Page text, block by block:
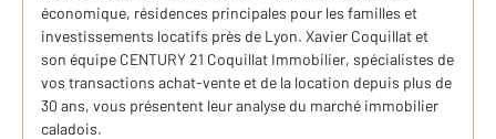
économique, résidences principales pour les familles et
investissements locatifs près de Lyon. Xavier Coquillat et
son équipe CENTURY 21 Coquillat Immobilier, spécialistes de
vos transactions achat-vente et de la location depuis plus de
30 ans, vous présentent leur analyse du marché immobilier
caladois.